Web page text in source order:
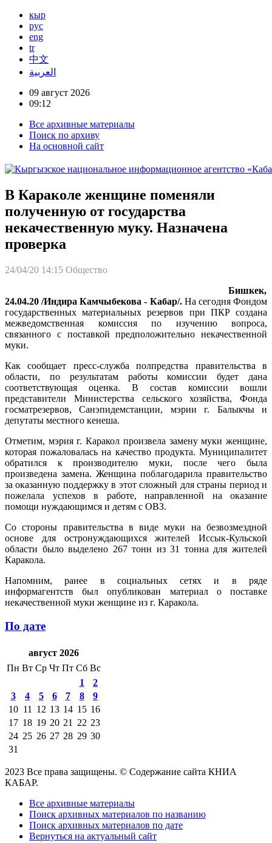
кыр
рус
eng
tr
中文
العربية
09 август 2026
09:12
Все архивные материалы
Поиск по архиву
На основной сайт
В Караколе женщине поменяли
полученную от государства
некачественную муку. Назначена
проверка
24/04/20 14:15 Общество
Бишкек,
24.04.20 /Индира Камчыбекова - Кабар/.На сегодня Фондом
государственных материальных резервов при ПКР создана
межведомственная комиссия по изучению вопроса,
связанного с поставкой предположительно некачественной
муки.
Как сообщает пресс-служба полпредства правительства в
области, по результатам работы комиссии будет дана
соответствующая оценка. В состав комиссии вошли
представители Министерства сельского хозяйства, Фонда
госматрезервов, Санэпидемстанции, мэрии г. Балыкчы и
депутаты местного кенеша.
Отметим, мэрия г. Каракол произвела замену муки женщине,
которая пожаловалась на качество продукта. Муниципалитет
обратился к производителю муки, после чего была
произведена замена. Женщина поблагодарила правительство
за оказанную поддержку в этот сложный для страны период и
пожелала успехов в работе, направленной на оказание
помощи нуждающимся и детям с ОВЗ.
Со стороны правительства в виде муки на безвозмездной
основе для остронуждающихся жителей Иссык-Кульской
области было выделено 267 тонн из 31 тонна для жителей
Каракола.
Напомним, ранее в социальных сетях и в ряде
информагентств был опубликован материал о поставке
некачественной муки женщине из г. Каракола.
По дате
август 2026
Пн Вт Ср Чт Пт Сб Вс
1
2
3
4 5 6 7 8
9
10 11 12 13 14 15 16
17 18 19 20 21 22 23
24 25 26 27 28 29 30
31
2023 Все права защищены. © Содержание сайта КНИА
КАБАР.
Все архивные материалы
Поиск архивных материалов по названию
Поиск архивных материалов по дате
Вернуться на актуальный сайт